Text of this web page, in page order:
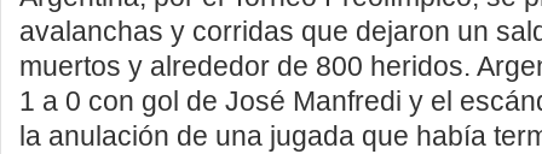
avalanchas y corridas que dejaron un
muertos y alrededor de 800 heridos.
1 a 0 con gol de José Manfredi y el
la anulación de una jugada que había